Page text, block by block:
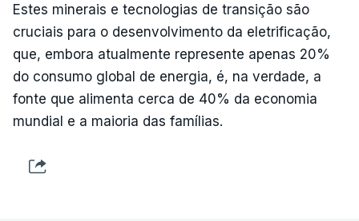
Estes minerais e tecnologias de transição são
cruciais para o desenvolvimento da eletrificação,
que, embora atualmente represente apenas 20%
do consumo global de energia, é, na verdade, a
fonte que alimenta cerca de 40% da economia
mundial e a maioria das famílias.